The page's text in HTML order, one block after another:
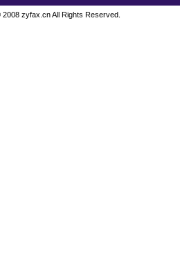
zyfax.cn All Rights Reserved.